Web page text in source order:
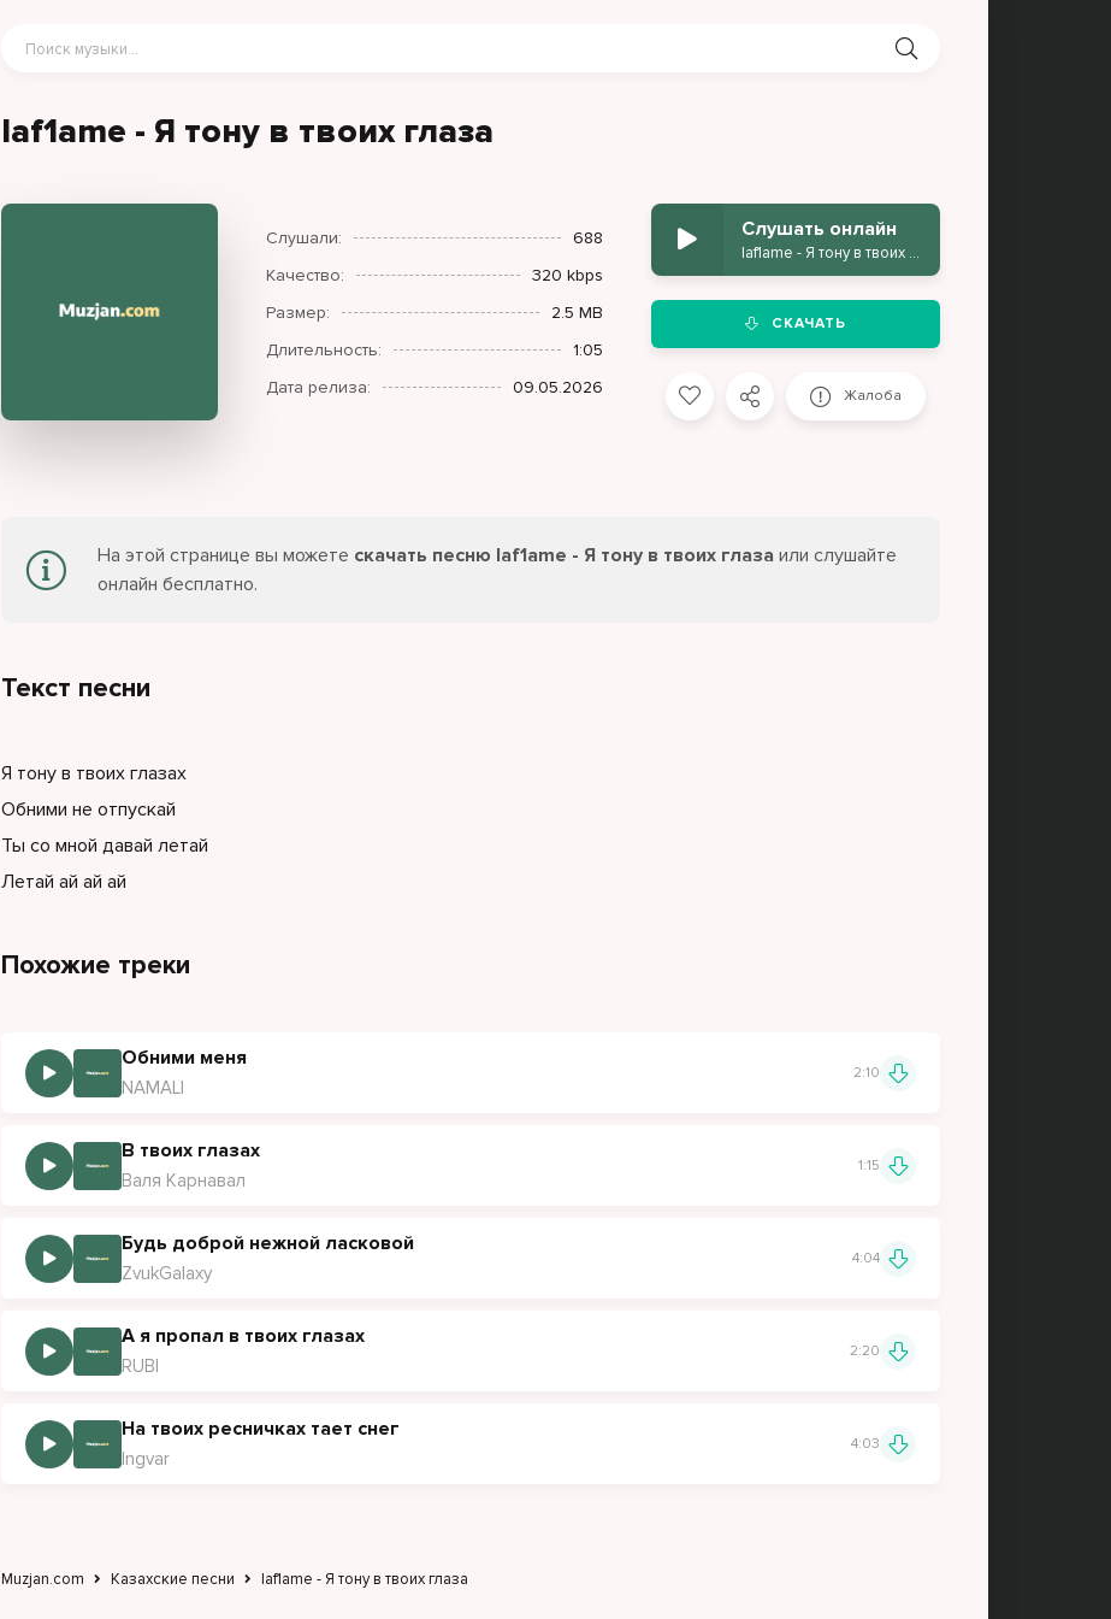
laf1ame - Я тону в твоих глаза
Слушали:
688
Качество:
320 kbps
Размер:
2.5 MB
Длительность:
1:05
Дата релиза:
09.05.2026
Слушать онлайн
laf1ame - Я тону в твоих глаза
СКАЧАТЬ
Жалоба
На этой странице вы можете скачать песню laf1ame - Я тону в твоих глаза или слушайте
онлайн бесплатно.
Текст песни
Я тону в твоих глазах
Обними не отпускай
Ты со мной давай летай
Летай ай ай ай
Похожие треки
Обними меня
NAMALI
2:10
В твоих глазах
Валя Карнавал
1:15
Будь доброй нежной ласковой
ZvukGalaxy
4:04
А я пропал в твоих глазах
RUBI
2:20
На твоих ресничках тает снег
Ingvar
4:03
Muzjan.com Казахские песни laf1ame - Я тону в твоих глаза